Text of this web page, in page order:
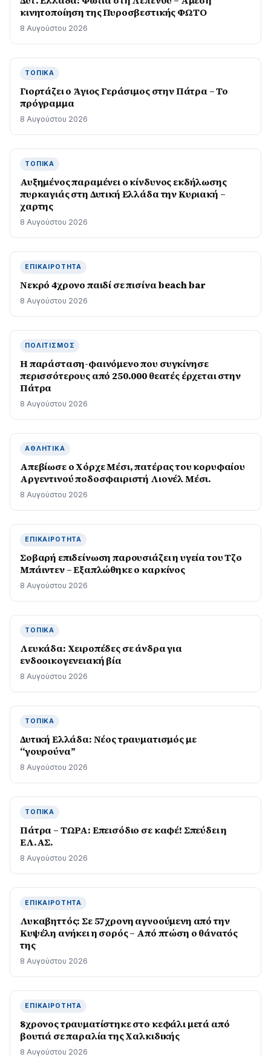
κινητοποίηση της Πυροσβεστικής ΦΩΤΟ
8 Αυγούστου 2026
ΤΟΠΙΚΆ
Γιορτάζει ο Άγιος Γεράσιμος στην Πάτρα – Το
πρόγραμμα
8 Αυγούστου 2026
ΤΟΠΙΚΆ
Αυξημένος παραμένει ο κίνδυνος εκδήλωσης
πυρκαγιάς στη Δυτική Ελλάδα την Κυριακή –
χαρτης
8 Αυγούστου 2026
ΕΠΙΚΑΙΡΌΤΗΤΑ
Νεκρό 4χρονο παιδί σε πισίνα beach bar
8 Αυγούστου 2026
ΠΟΛΙΤΙΣΜΌΣ
Η παράσταση-φαινόμενο που συγκίνησε
περισσότερους από 250.000 θεατές έρχεται στην
Πάτρα
8 Αυγούστου 2026
ΑΘΛΗΤΙΚΆ
Απεβίωσε ο Χόρχε Μέσι, πατέρας του κορυφαίου
Αργεντινού ποδοσφαιριστή Λιονέλ Μέσι.
8 Αυγούστου 2026
ΕΠΙΚΑΙΡΌΤΗΤΑ
Σοβαρή επιδείνωση παρουσιάζει η υγεία του Τζο
Μπάιντεν – Εξαπλώθηκε ο καρκίνος
8 Αυγούστου 2026
ΤΟΠΙΚΆ
Λευκάδα: Χειροπέδες σε άνδρα για
ενδοοικογενειακή βία
8 Αυγούστου 2026
ΤΟΠΙΚΆ
Δυτική Ελλάδα: Νέος τραυματισμός με
“γουρούνα”
8 Αυγούστου 2026
ΤΟΠΙΚΆ
Πάτρα – ΤΩΡΑ: Επεισόδιο σε καφέ! Σπεύδει η
ΕΛ.ΑΣ.
8 Αυγούστου 2026
ΕΠΙΚΑΙΡΌΤΗΤΑ
Λυκαβηττός: Σε 57χρονη αγνοούμενη από την
Κυψέλη ανήκει η σορός – Από πτώση ο θάνατός
της
8 Αυγούστου 2026
ΕΠΙΚΑΙΡΌΤΗΤΑ
8χρονος τραυματίστηκε στο κεφάλι μετά από
βουτιά σε παραλία της Χαλκιδικής
8 Αυγούστου 2026